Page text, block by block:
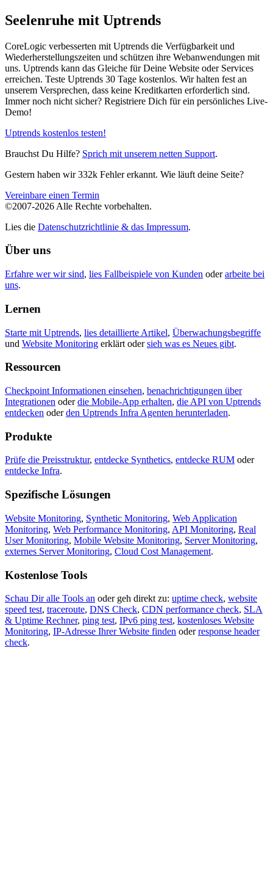
Seelenruhe mit Uptrends
CoreLogic verbesserten mit Uptrends die Verfügbarkeit und
Wiederherstellungszeiten und schützen ihre Webanwendungen mit
uns. Uptrends kann das Gleiche für Deine Website oder Services
erreichen. Teste Uptrends 30 Tage kostenlos. Wir halten fest an
unserem Versprechen, dass keine Kreditkarten erforderlich sind.
Immer noch nicht sicher? Registriere Dich für ein persönliches Live-
Demo!
Uptrends kostenlos testen!
Brauchst Du Hilfe? Sprich mit unserem netten Support.
Gestern haben wir 332k Fehler erkannt. Wie läuft deine Seite?
Vereinbare einen Termin
©2007-2026 Alle Rechte vorbehalten.
Lies die Datenschutzrichtlinie & das Impressum.
Über uns
Erfahre wer wir sind, lies Fallbeispiele von Kunden oderarbeite bei
uns.
Lernen
Starte mit Uptrends, lies detaillierte Artikel, Überwachungsbegriffe
und Website Monitoring erklärt odersieh was es Neues gibt.
Ressourcen
Checkpoint Informationen einsehen, benachrichtigungen über
Integrationen oderdie Mobile-App erhalten, die API von Uptrends
entdecken oderden Uptrends Infra Agenten herunterladen.
Produkte
Prüfe die Preisstruktur, entdecke Synthetics, entdecke RUM oder
entdecke Infra.
Spezifische Lösungen
Website Monitoring, Synthetic Monitoring, Web Application
Monitoring, Web Performance Monitoring, API Monitoring, Real
User Monitoring, Mobile Website Monitoring, Server Monitoring,
externes Server Monitoring, Cloud Cost Management.
Kostenlose Tools
Schau Dir alle Tools an oder geh direkt zu: uptime check, website
speed test, traceroute, DNS Check, CDN performance check, SLA
& Uptime Rechner, ping test, IPv6 ping test, kostenloses Website
Monitoring, IP-Adresse Ihrer Website finden oderresponse header
check.